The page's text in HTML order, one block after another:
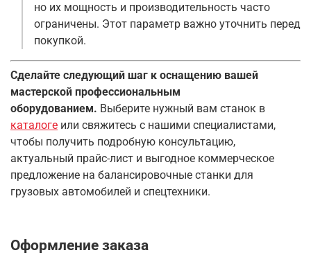
но их мощность и производительность часто
ограничены. Этот параметр важно уточнить перед
покупкой.
Сделайте следующий шаг к оснащению вашей
мастерской профессиональным
оборудованием. Выберите нужный вам станок в
каталоге или свяжитесь с нашими специалистами,
чтобы получить подробную консультацию,
актуальный прайс-лист и выгодное коммерческое
предложение на балансировочные станки для
грузовых автомобилей и спецтехники.
Оформление заказа